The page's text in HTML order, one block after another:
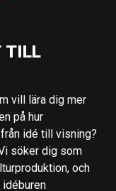
TILL
vill lära dig mer
på hur
idé till visning?
söker dig som
och